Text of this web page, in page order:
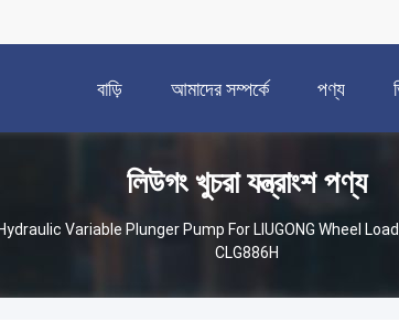
বাড়ি আমাদের সম্পর্কে পণ্য
লিউগং খুচরা যন্ত্রাংশ পণ্য
Variable Plunger Pump For LIUGONG Wheel
CLG886H